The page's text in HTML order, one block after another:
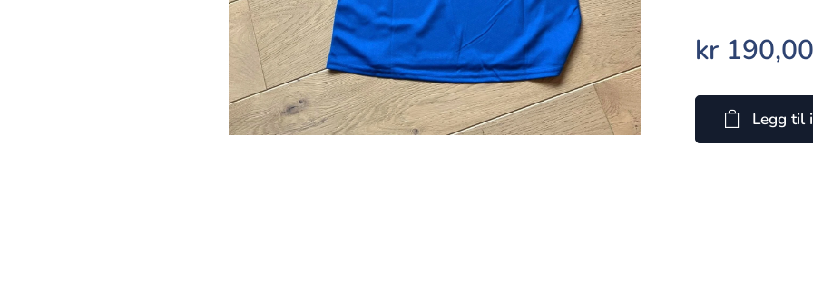
kr 190,00
Legg til